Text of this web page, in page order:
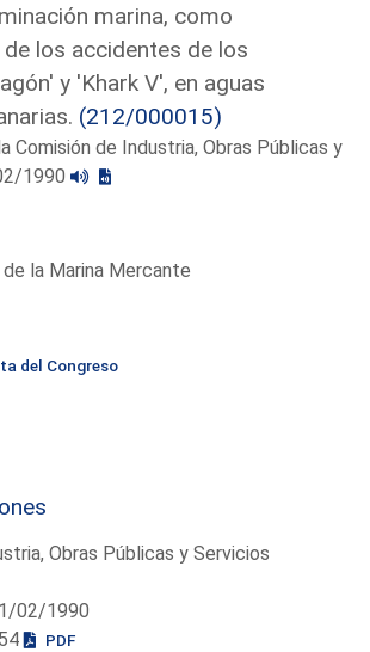
marina, como
los accidentes de los
y 'Khark V', en aguas
(212/000015)
Comisión de Industria, Obras Públicas y
1990
la Marina Mercante
del Congreso
Obras Públicas y Servicios
02/1990
PDF